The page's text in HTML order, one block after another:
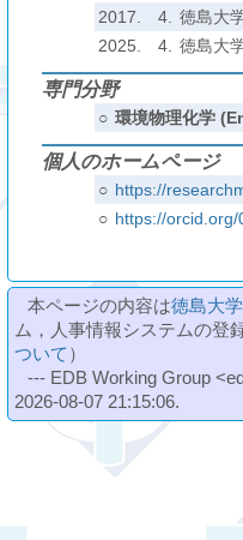
2017.
4.
徳島大
2025.
4. 徳島大
専門分野
○ 環境物理化学
個人のホームページ
○ https://
○ https://
本ページの内容は徳島大
ム，人事情報システムの
ついて ）
--- EDB Working Group
2026-08-07 21:15:06.